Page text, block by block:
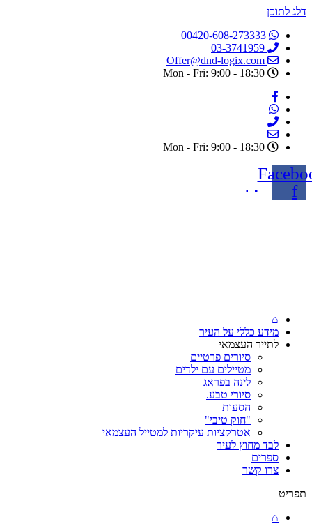
דלג לתוכן
00420-608-273333
03-3741959
Offer@dnd-logix.com
Mon - Fri: 9:00 - 18:30
Mon - Fri: 9:00 - 18:30
f
⌂
מידע כללי על העיר
לתייר העצמאי
סיורים פרטיים
מטיילים עם ילדים
לינה בפראג
סיורי טבע.
הסעות
"חוק טיבי"
אטרקציות עיקריות למטייל העצמאי
לבד מחוץ לעיר
ספרים
צרו קשר
תפריט
⌂